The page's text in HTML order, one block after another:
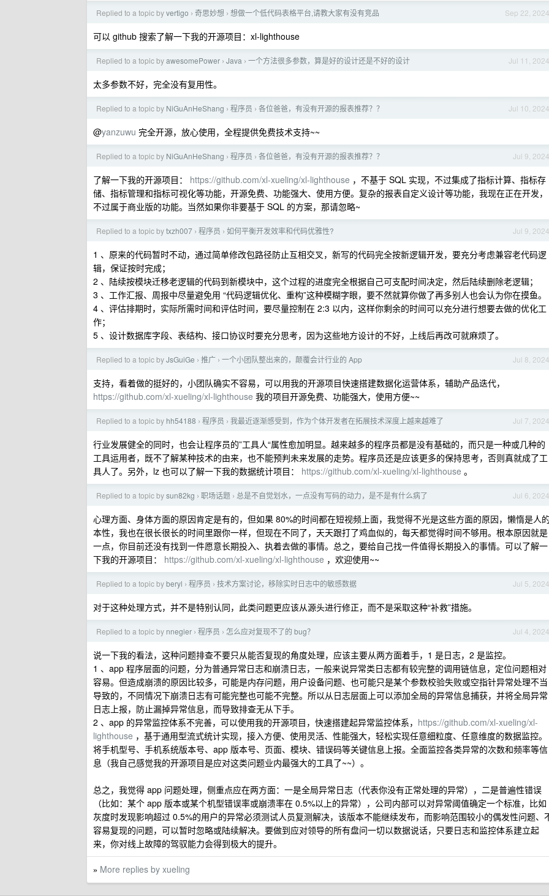
Sep 22, 2024
Replied to a topic byvertigo › 奇思妙想 › 想做一个低代码表格平台,请教大家有没有竞品
可以 github 搜索了解一下我的开源项目：xl-lighthouse
Jul 11, 2024
Replied to a topic byawesomePower › Java › 一个方法很多参数，算是好的设计还是不好的设计
太多参数不好，完全没有复用性。
Jul 10, 2024
Replied to a topic by NiGuAnHeShang › 程序员 › 各位爸爸，有没有开源的报表推荐？？
@yanzuwu 完全开源，放心使用，全程提供免费技术支持~~
Jul 9, 2024
Replied to a topic by NiGuAnHeShang › 程序员 › 各位爸爸，有没有开源的报表推荐？？
了解一下我的开源项目： https://github.com/xl-xueling/xl-lighthouse ，不基于 SQL 实现，不过集成了指标计算、指标存
储、指标管理和指标可视化等功能，开源免费、功能强大、使用方便。复杂的报表自定义设计等功能，我现在正在开发，
不过属于商业版的功能。当然如果你非要基于 SQL 的方案，那请忽略~
Jul 9, 2024
Replied to a topic bytxzh007 › 程序员 › 如何平衡开发效率和代码优雅性?
1 、原来的代码暂时不动，通过简单修改包路径防止互相交叉，新写的代码完全按新逻辑开发，要充分考虑兼容老代码逻
辑，保证按时完成；
2 、陆续按模块迁移老逻辑的代码到新模块中，这个过程的进度完全根据自己可支配时间决定，然后陆续删除老逻辑；
3 、工作汇报、周报中尽量避免用 “代码逻辑优化、重构”这种模糊字眼，要不然就算你做了再多别人也会认为你在摸鱼。
4 、评估排期时，实际所需时间和评估时间，要尽量控制在 2:3 以内，这样你剩余的时间可以充分进行想要去做的优化工
作；
5 、设计数据库字段、表结构、接口协议时要充分思考，因为这些地方设计的不好，上线后再改可就麻烦了。
Jul 8, 2024
Replied to a topic byJsGuiGe › 推广 › 一个小团队整出来的，颠覆会计行业的 App
支持，看着做的挺好的，小团队确实不容易，可以用我的开源项目快速搭建数据化运营体系，辅助产品迭代，
https://github.com/xl-xueling/xl-lighthouse 我的项目开源免费、功能强大，使用方便~~
Jul 7, 2024
Replied to a topic by hh54188 › 程序员 › 我最近逐渐感受到，作为个体开发者在拓展技术深度上越来越难了
行业发展健全的同时，也会让程序员的”工具人“属性愈加明显。越来越多的程序员都是没有基础的，而只是一种或几种的
工具运用者，既不了解某种技术的由来，也不能预判未来发展的走势。程序员还是应该更多的保持思考，否则真就成了工
具人了。另外，lz 也可以了解一下我的数据统计项目： https://github.com/xl-xueling/xl-lighthouse 。
Jul 6, 2024
Replied to a topic bysun82kg › 职场话题 › 总是不自觉划水，一点没有写码的动力，是不是有什么病了
心理方面、身体方面的原因肯定是有的，但如果 80%的时间都在短视频上面，我觉得不光是这些方面的原因，懒惰是人
本性，我也在很长很长的时间里跟你一样，但现在不同了，天天跟打了鸡血似的，每天都觉得时间不够用。根本原因就是
一点，你目前还没有找到一件愿意长期投入、执着去做的事情。总之，要给自己找一件值得长期投入的事情。可以了解一
下我的开源项目： https://github.com/xl-xueling/xl-lighthouse ，欢迎使用~~
Jul 5, 2024
Replied to a topic byberyl › 程序员 › 技术方案讨论，移除实时日志中的敏感数据
对于这种处理方式，并不是特别认同，此类问题更应该从源头进行修正，而不是采取这种“补救”措施。
Jul 4, 2024
Replied to a topic by nnegier › 程序员 › 怎么应对复现不了的 bug？
说一下我的看法，这种问题排查不要只从能否复现的角度处理，应该主要从两方面着手，1 是日志，2 是监控。
1 、app 程序层面的问题，分为普通异常日志和崩溃日志，一般来说异常类日志都有较完整的调用链信息，定位问题相对
容易。但造成崩溃的原因比较多，可能是内存问题，用户设备问题、也可能只是某个参数校验失败或空指针异常处理不当
导致的，不同情况下崩溃日志有可能完整也可能不完整。所以从日志层面上可以添加全局的异常信息捕获，并将全局异常
日志上报，防止漏掉异常信息，而导致排查无从下手。
2 、app 的异常监控体系不完善，可以使用我的开源项目，快速搭建起异常监控体系， https://github.com/xl-xueling/xl-
lighthouse ，基于通用型流式统计实现，接入方便、使用灵活、性能强大，轻松实现任意细粒度、任意维度的数据监控。
将手机型号、手机系统版本号、app 版本号、页面、模块、错误码等关键信息上报。全面监控各类异常的次数和频率等信
息（我自己感觉我的开源项目是应对这类问题业内最强大的工具了~~）。
总之，我觉得 app 问题处理，侧重点应在两方面：一是全局异常日志（代表你没有正常处理的异常），二是普遍性错误
（比如：某个 app 版本或某个机型错误率或崩溃率在 0.5%以上的异常），公司内部可以对异常阈值确定一个标准，比如
灰度时发现影响超过 0.5%的用户的异常必须测试人员复测解决，该版本不能继续发布，而影响范围较小的偶发性问题、
容易复现的问题，可以暂时忽略或陆续解决。要做到应对领导的所有盘问一切以数据说话，只要日志和监控体系建立起
来，你对线上故障的驾驭能力会得到极大的提升。
» More replies by xueling